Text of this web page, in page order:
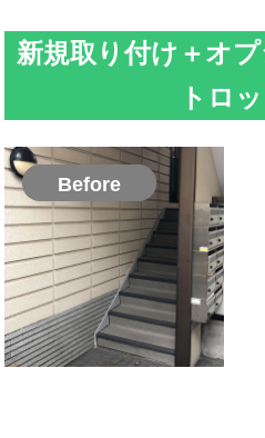
新規取り付け＋オ
トロ